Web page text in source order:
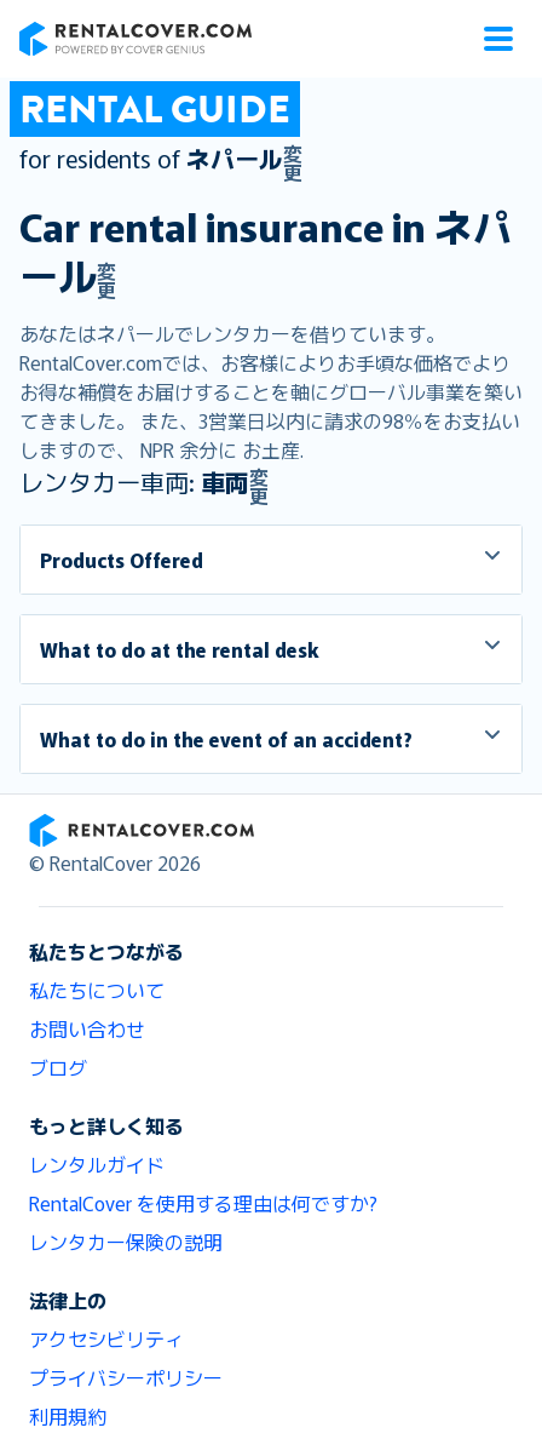
RENTAL GUIDE
for residents of ネパール変
更
Car rental insurance in ネパ
ール変
更
あなたはネパールでレンタカーを借りています。
RentalCover.comでは、お客様によりお手頃な価格でより
お得な補償をお届けすることを軸にグローバル事業を築い
てきました。 また、3営業日以内に請求の98％をお支払い
しますので、 NPR 余分に お土産.
レンタカー車両: 車両変
更
Products Offered
What to do at the rental desk
What to do in the event of an accident?
RentalCover
© RentalCover 2026
私たちとつながる
私たちについて
お問い合わせ
ブログ
もっと詳しく知る
レンタルガイド
RentalCover を使用する理由は何ですか?
レンタカー保険の説明
法律上の
アクセシビリティ
プライバシーポリシー
利用規約